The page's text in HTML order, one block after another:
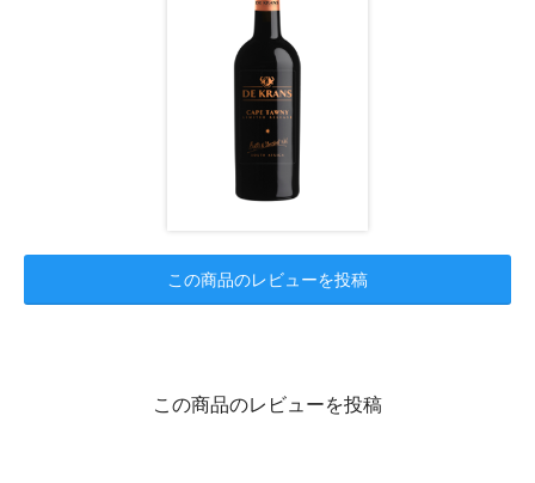
この商品のレビューを投稿
この商品のレビューを投稿